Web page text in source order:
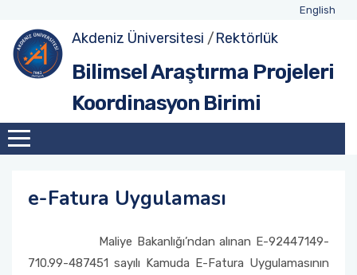
English
Akdeniz Üniversitesi /Rektörlük
Bilimsel Araştırma Projeleri
Koordinasyon Birimi
e-Fatura Uygulaması
Maliye Bakanlığı’ndan alınan E-92447149-
710.99-487451 sayılı Kamuda E-Fatura Uygulamasının
Tanıtım
Misyon - Vizyon
Organizasyon Şeması
Lisansüstü Tez Projeleri (LTP)
Normal Araştırma Projesi (NAP)
Araştırma Başlangıç Destek Projesi (ABDEP)
Hızlı Destek Projesi-A (HIZDEP-A)
Hızlı Destek Projesi-B (HIZDEP-B)
Araştırma-Geliştirme Altyapısı Destek Projesi
Lisans Öğrencisi Araştırma Projesi (LÖAP)
Lisans Öğrencisi Katılımlı Araştırma Projesi
(LÖKAP)
BAPSİS Formları
Diğer Formlar
Proje Başvuru Sürecinde Dikkat Edilecek
Hususlar
Satınalma İşlemleri ve Dikkat Edilecek Hususlar
Proje Başvurusu Gerçekleşecek Araştırmacılar
İçin Öneriler
Proje Önerilerinin Red/İade Edilmesinde En
Çok Karşılaşılan Hususlar
Gerekli Belgeler